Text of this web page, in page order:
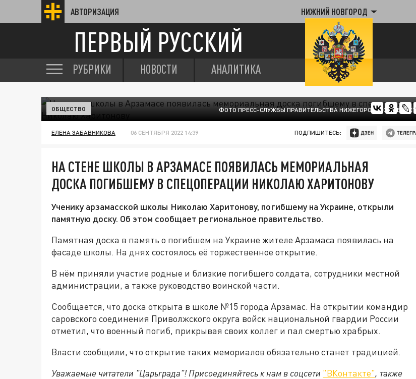
АВТОРИЗАЦИЯ НИЖНИЙ НОВГОРОД
ПЕРВЫЙ РУССКИЙ
РУБРИКИ НОВОСТИ АНАЛИТИКА
ФОТО ПРЕСС-СЛУЖБЫ ПРАВИТЕЛЬСТВА НИЖЕГОРОДСКОЙ
ОБЩЕСТВО
ЕЛЕНА ЗАБАВНИКОВА 06 СЕНТЯБРЯ 2022 14:39 ПОДПИШИТЕСЬ:
НА СТЕНЕ ШКОЛЫ В АРЗАМАСЕ ПОЯВИЛАСЬ МЕМОРИАЛЬНАЯ
ДОСКА ПОГИБШЕМУ В СПЕЦОПЕРАЦИИ НИКОЛАЮ ХАРИТОНОВУ
Ученику арзамасской школы Николаю Харитонову, погибшему на Украине, открыли
памятную доску. Об этом сообщает региональное правительство.
Памятная доска в память о погибшем на Украине жителе Арзамаса появилась на
фасаде школы. На днях состоялось её торжественное открытие.
В нём приняли участие родные и близкие погибшего солдата, сотрудники местной
администрации, а также руководство воинской части.
Сообщается, что доска открыта в школе №15 города Арзамас. На открытии командир
саровского соединения Приволжского округа войск национальной гвардии России
отметил, что военный погиб, прикрывая своих коллег и пал смертью храбрых.
Власти сообщили, что открытие таких мемориалов обязательно станет традицией.
Уважаемые читатели "Царьграда"! Присоединяйтесь к нам в соцсети "ВКонтакте", также